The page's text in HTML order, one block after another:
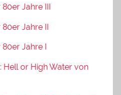
Jahre III
Jahre II
Jahre I
Hell or High Water von